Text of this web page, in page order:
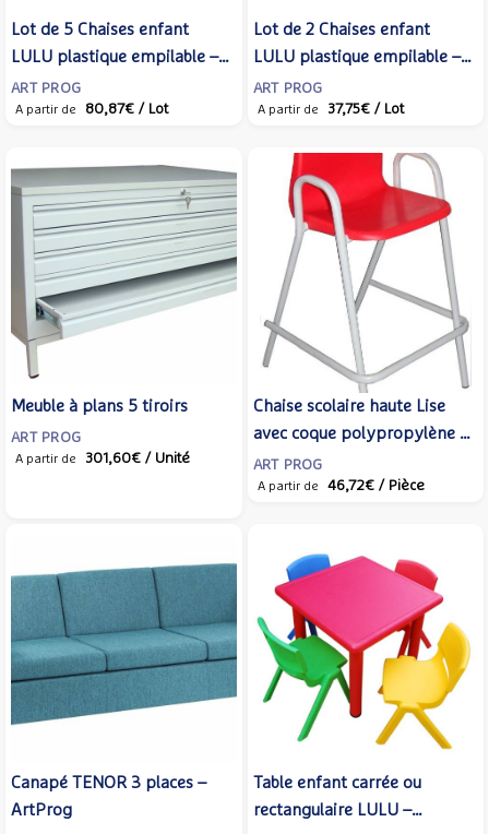
Lot de 5 Chaises enfant
LULU plastique empilable –
ArtProg
ART PROG
A partir de 80,87€ / Lot
Lot de 2 Chaises enfant
LULU plastique empilable –
ArtProg
ART PROG
A partir de 37,75€ / Lot
Meuble à plans 5 tiroirs
ART PROG
A partir de 301,60€ / Unité
Chaise scolaire haute Lise
avec coque polypropylène –
ArtProg
ART PROG
A partir de 46,72€ / Pièce
Canapé TENOR 3 places –
ArtProg
Table enfant carrée ou
rectangulaire LULU –